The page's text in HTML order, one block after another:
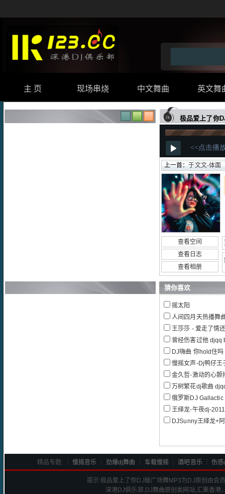
主 页 现场串烧 中文舞曲 英文舞
极品爱上了你
上一首：于文文-体面
查看空间
查看日志
查看相册
猜你喜欢
摇太阳
人间四月天热播舞
王莎莎 - 爱走了情
曾经伤害过他 djqq
DJ嗨曲 你hold住吗
慢摇女声-Dj鸭仔王
金久哲-激动的心颤
万树繁花dj歌曲
俄罗斯DJ Gallactic
王绎龙-午夜dj-
DJSunny王绎龙+阿华我最
精品专题: ┆ 慢摇音乐 劲爆dj舞曲 车载慢摇 ┆酒吧音乐┆伤感
提示:极品爱上了你DJ版广场舞 MP3为DJ原创由会
深港DJ俱乐部,DJ舞曲原创类网站,汇聚香港